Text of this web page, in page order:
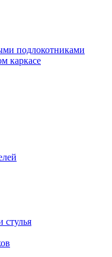
подлокотниками
каркасе
стулья